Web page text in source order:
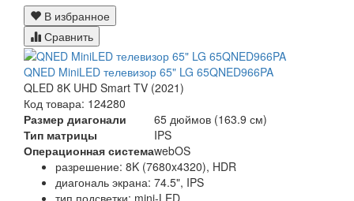
В избранное
Сравнить
QNED MiniLED телевизор 65" LG 65QNED966PA
QLED 8K UHD Smart TV (2021)
Код товара: 124280
Размер диагонали
65 дюймов (163.9 см)
Тип матрицы
IPS
Операционная системаwebOS
разрешение: 8K (7680x4320), HDR
диагональ экрана: 74.5", IPS
тип подсветки: mini-LED